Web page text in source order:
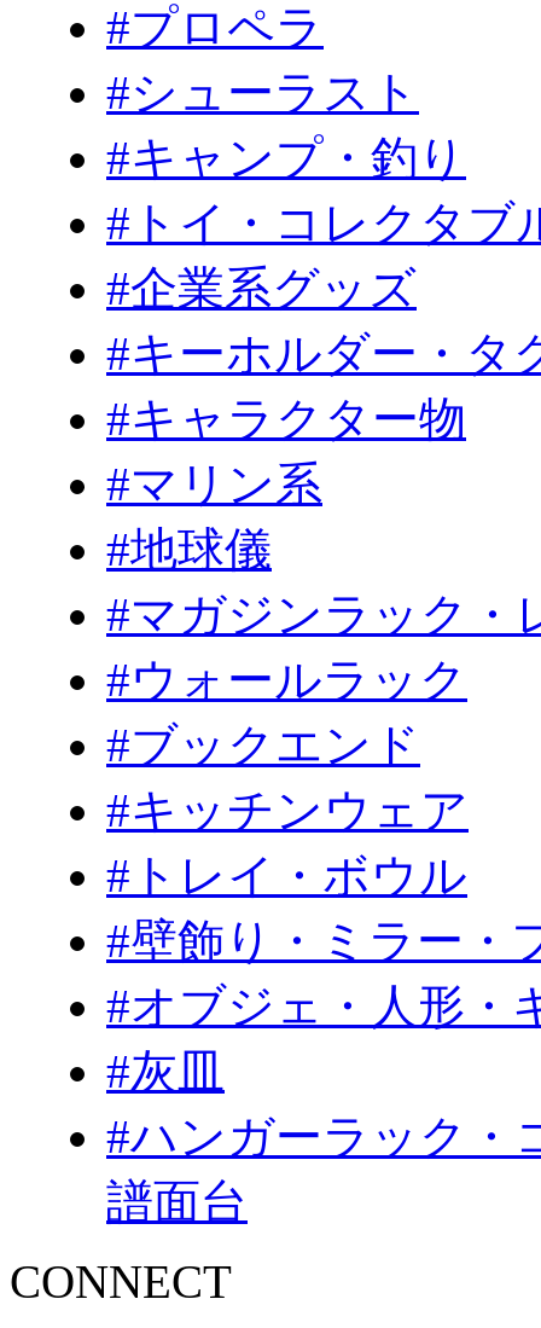
#プロペラ
#シューラスト
#キャンプ・釣り
#トイ・コレクタブ
#企業系グッズ
#キーホルダー・タ
#キャラクター物
#マリン系
#地球儀
#マガジンラック・
#ウォールラック
#ブックエンド
#キッチンウェア
#トレイ・ボウル
#壁飾り・ミラー・
#オブジェ・人形・
#灰皿
#ハンガーラック・
譜面台
CONNECT